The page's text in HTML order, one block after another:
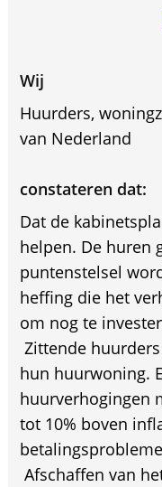
Wij
Huurders,
van Nederland
constateren dat:
Dat de
helpen. De huren
puntenstelsel
heffing die het
om nog te
 Zittende
hun huurwoning.
huurverhogingen
tot 10% boven
 Afschaffen van